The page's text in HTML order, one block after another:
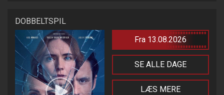
DOBBELTSPIL
Fra 13.08.2026
SE ALLE DAGE
LÆS MERE